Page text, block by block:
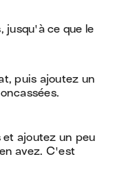
jusqu'à ce que le
puis ajoutez un
et ajoutez un peu
avez. C'est